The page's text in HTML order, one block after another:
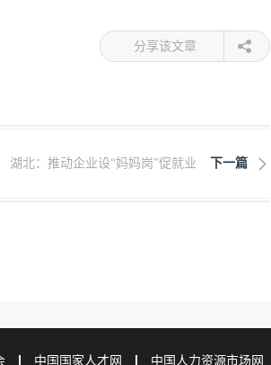
分享该文章
下一篇
湖北：推动企业设“妈妈岗”促就业
中国国家人才网 中国人力资源市场网